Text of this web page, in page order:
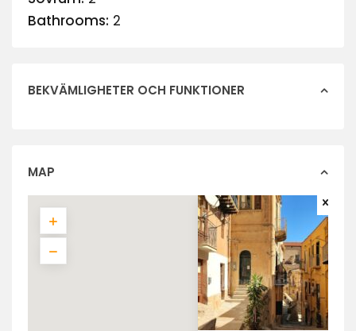
Bathrooms: 2
BEKVÄMLIGHETER OCH FUNKTIONER
MAP